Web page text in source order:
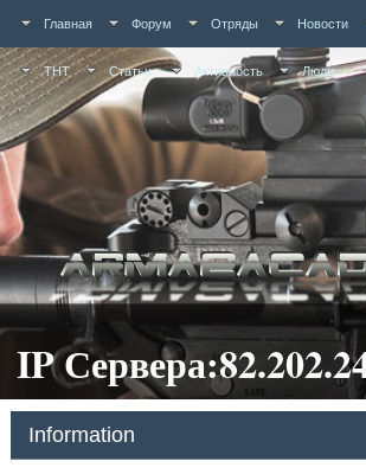
Главная Форум Отряды Новости
ТНТ Статьи Активность Люди
IP
Information